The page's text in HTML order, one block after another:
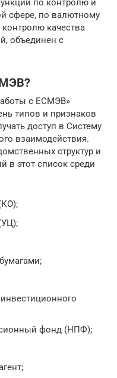
сфере, по валютному
качества
объединен с
с ЕСМЭВ»
типов и признаков
доступ в Систему
взаимодействия.
структур и
в этот список среди
фонд (НПФ);